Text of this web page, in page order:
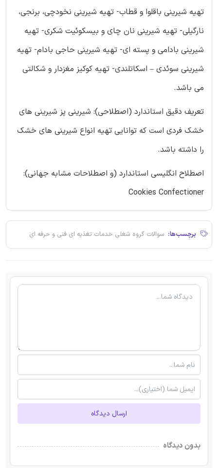
تهیه شیرینی باقلوا و قطاب- تهیه شیرینی نخودچی، برنجی،
نارگیلی- تهیه شیرینی نان چای و بیسکوئیت شکری- تهیه
شیرینی بادامی و پسته ای- تهیه شیرینی حاجی بادام- تهیه
شیرینی سوئدی – اسکاتلندی- تهیه کوکیز مغزدار و شکالتی
می باشد.
تعریف دقیق استاندارد (اصطلاحی): شیرینی پز شیرینی های
خشک فردی است که توانایی تهیه انواع شیرینی های خشک
را داشته باشد.
اصطلاح انگلیسی استاندارد (و اصطلاحات مشابه جهانی):
Cookies Confectioner
برچسب‌ها: سوالات گروه شغلی خدمات تغذیه ای فنی و حرفه ای
ارسال دیدگاه
بدون دیدگاه